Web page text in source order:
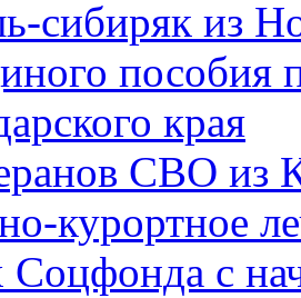
сибиряк из
пособия
края
СВО из
курортное
Соцфонда с